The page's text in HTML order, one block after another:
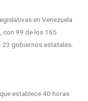
en Venezuela
con 99 de los 165
23 gobiernos estatales.
establece 40 horas